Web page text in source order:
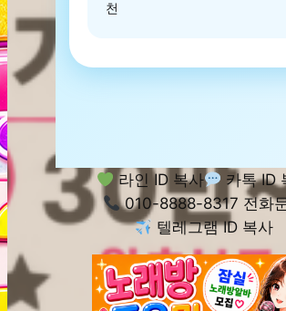
천
라인 ID 복사
카톡 ID
010-8888-8317 전화
텔레그램 ID 복사